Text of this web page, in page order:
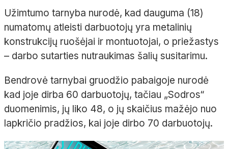
Užimtumo tarnyba nurodė, kad dauguma (18)
numatomų atleisti darbuotojų yra metalinių
konstrukcijų ruošėjai ir montuotojai, o priežastys
– darbo sutarties nutraukimas šalių susitarimu.
Bendrovė tarnybai gruodžio pabaigoje nurodė
kad joje dirba 60 darbuotojų, tačiau „Sodros“
duomenimis, jų liko 48, o jų skaičius mažėjo nuo
lapkričio pradžios, kai joje dirbo 70 darbuotojų.